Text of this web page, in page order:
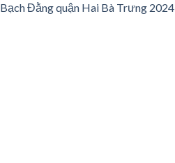
Bạch Đằng quận Hai Bà Trưng 2024